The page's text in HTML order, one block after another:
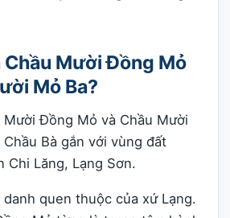
Chầu Mười Đồng Mỏ
Mỏ Ba?
Mười Đồng Mỏ và Chầu Mười
Bà gắn với vùng đất
Chi Lăng, Lạng Sơn.
danh quen thuộc của xứ Lạng.